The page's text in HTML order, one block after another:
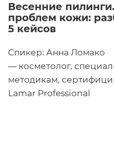
Весенние
проблем кожи:
5 кейсов
Спикер: Анна Ломако
— косметолог,
методикам,
Lamar Professional